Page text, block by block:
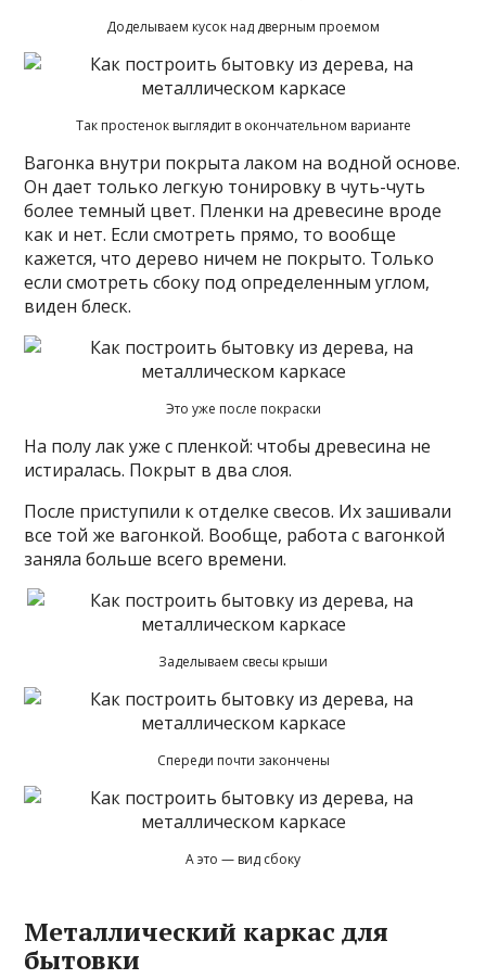
Доделываем кусок над дверным проемом
Так простенок выглядит в окончательном варианте
Вагонка внутри покрыта лаком на водной основе.
Он дает только легкую тонировку в чуть-чуть
более темный цвет. Пленки на древесине вроде
как и нет. Если смотреть прямо, то вообще
кажется, что дерево ничем не покрыто. Только
если смотреть сбоку под определенным углом,
виден блеск.
Это уже после покраски
На полу лак уже с пленкой: чтобы древесина не
истиралась. Покрыт в два слоя.
После приступили к отделке свесов. Их зашивали
все той же вагонкой. Вообще, работа с вагонкой
заняла больше всего времени.
Заделываем свесы крыши
Спереди почти закончены
А это — вид сбоку
Металлический каркас для
бытовки